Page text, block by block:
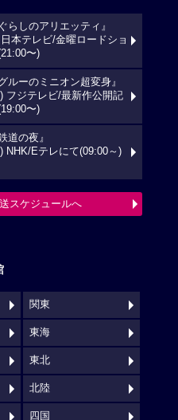
らしのアリエッティ』
本テレビ/金曜ロードショ
〜)
ルーのミニオン超変身』
フジテレビ/最新作公開記
〜)
道の夜』
NHK/Eテレにて(09:00～)
スケジュールへ
関東
東海
東北
北陸
四国